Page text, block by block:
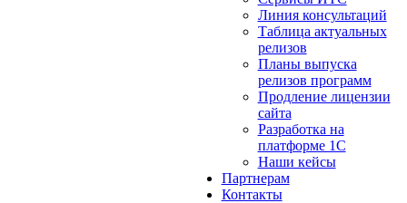
Линия консультаций
Таблица актуальных
релизов
Планы выпуска
релизов программ
Продление лицензии
сайта
Разработка на
платформе 1С
Наши кейсы
Партнерам
Контакты